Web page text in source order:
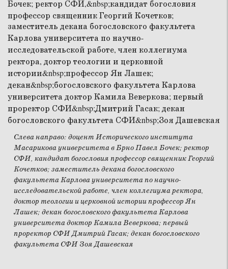
Слева направо: доцент Исторического института
Масарикова университета в Брно Павел Бочек; ректор
СФИ, кандидат богословия профессор священник Георгий
Кочетков; заместитель декана богословского
факультета Карлова университета по научно-
исследовательской работе, член коллегиума ректора,
доктор теологии и церковной истории профессор Ян
Лашек; декан богословского факультета Карлова
университета доктор Камила Веверкова; первый
проректор СФИ Дмитрий Гасак; декан богословского
факультета СФИ Зоя Дашевская